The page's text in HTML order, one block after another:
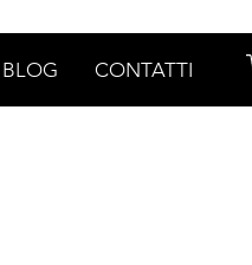
BLOG CONTATTI